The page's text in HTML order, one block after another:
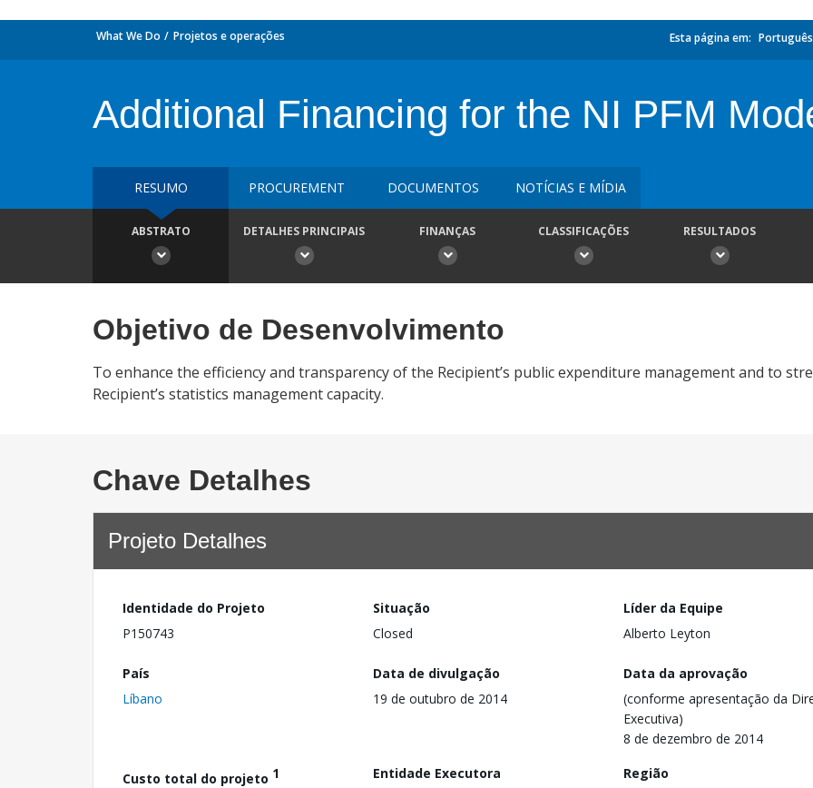
What We Do Projetos e operações Esta página em: Português
Additional Financing for the NI PFM
RESUMO PROCUREMENT DOCUMENTOS NOTÍCIAS E MÍDIA
ABSTRATO DETALHES PRINCIPAIS FINANÇAS CLASSIFICAÇÕES RESULTADOS
Objetivo de Desenvolvimento
To enhance the efficiency and transparency of the Recipient’s public expenditure management and to
Recipient’s statistics management capacity.
Chave Detalhes
Projeto Detalhes
Identidade do Projeto
P150743
Situação
Closed
Líder da Equipe
Alberto Leyton
País
Líbano
Data de divulgação
19 de outubro de 2014
Data da aprovação
(conforme apresentação da
Executiva)
8 de dezembro de 2014
Custo total do projeto 1
Entidade Executora
Região